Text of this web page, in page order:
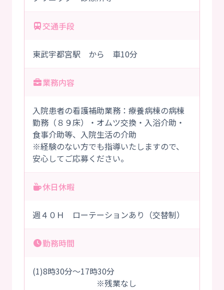
交通手段
東武宇都宮駅 から 車10分
業務内容
入院患者の看護補助業務：療養病棟の病棟
勤務（８９床）・オムツ交換・入浴介助・
食事介助等、入院生活の介助
※経験のない方でも指導いたしますので、
安心してご応募ください。
休日休暇
週４０Ｈ ローテーションあり（交替制）
勤務時間
(1)8時30分～17時30分
※残業なし